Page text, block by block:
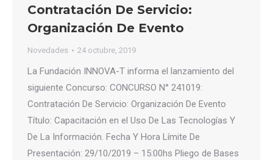
Contratación De Servicio:
Organización De Evento
Novedades 24 octubre, 2019
La Fundación INNOVA-T informa el lanzamiento del
siguiente Concurso: CONCURSO N° 241019:
Contratación De Servicio: Organización De Evento
Título: Capacitación en el Uso De Las Tecnologías Y
De La Información. Fecha Y Hora Límite De
Presentación: 29/10/2019 – 15:00hs Pliego de Bases